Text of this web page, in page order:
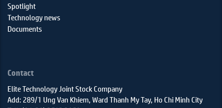
Spotlight
Technology news
Documents
Contact
Elite Technology Joint Stock Company
Add: 289/1 Ung Van Khiem, Ward Thanh My Tay, Ho Chi Minh City